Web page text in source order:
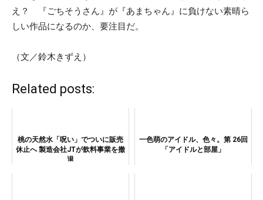
え？ 『ごちそうさん』が『あまちゃん』に負けない素晴ら
しい作品になるのか、要注目だ。
（文／鈴木きずえ）
Related posts:
桃の天然水「呪い」でついに販売
休止へ 製造会社JTが飲料事業を撤
退
一色萌のアイドル、色々。第 26回
「アイドルと部屋」